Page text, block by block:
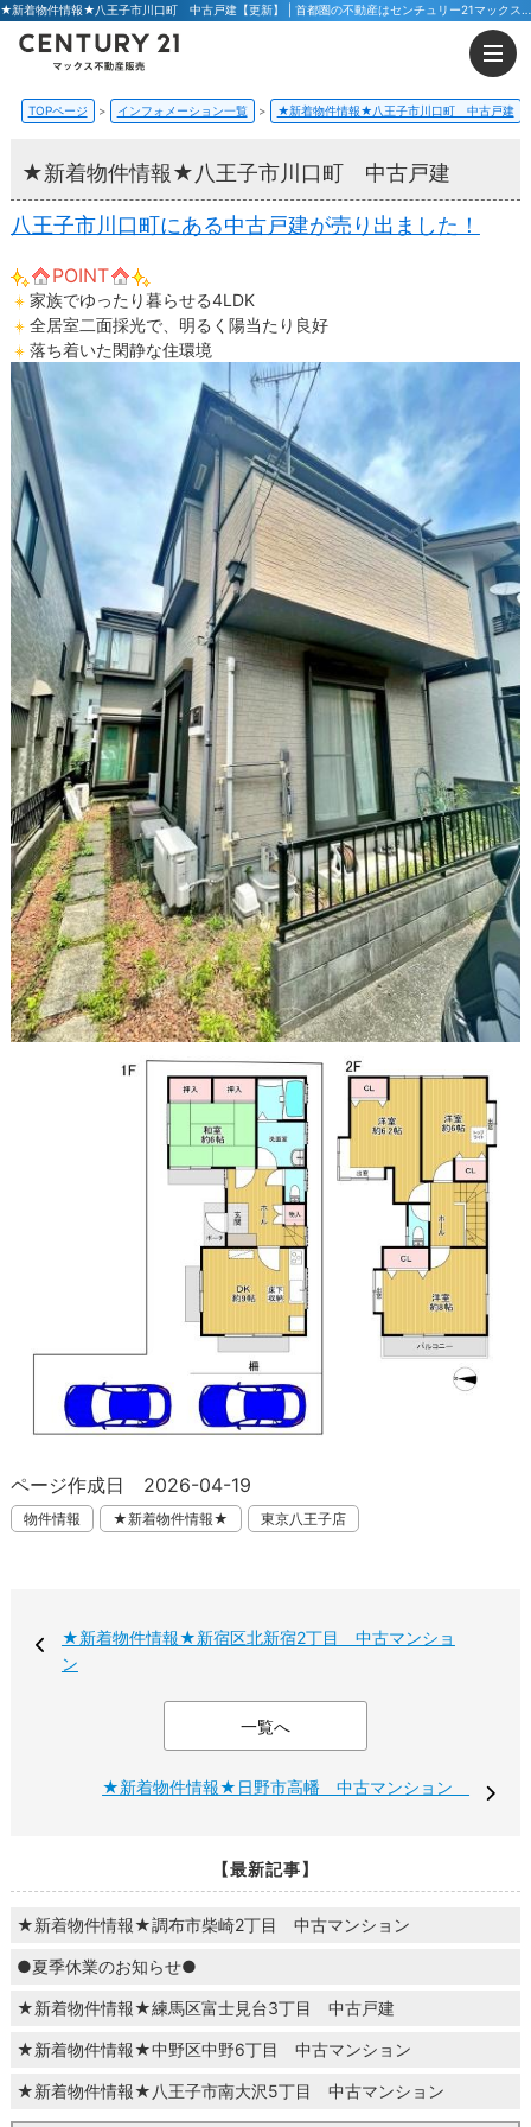
TOPページ インフォメーション一覧 ★新着物件情報★八王子市川口町 中古戸建
★新着物件情報★八王子市川口町 中古戸建
八王子市川口町にある中古戸建が売り出ました！
POINT
家族でゆったり暮らせる4LDK
全居室二面採光で、明るく陽当たり良好
落ち着いた閑静な住環境
ページ作成日 2026-04-19
物件情報 ★新着物件情報★ 東京八王子店
★新着物件情報★新宿区北新宿2丁目 中古マンショ
ン
一覧へ
★新着物件情報★日野市高幡 中古マンション
【最新記事】
★新着物件情報★調布市柴崎2丁目 中古マンション
●夏季休業のお知らせ●
★新着物件情報★練馬区富士見台3丁目 中古戸建
★新着物件情報★中野区中野6丁目 中古マンション
★新着物件情報★八王子市南大沢5丁目 中古マンション